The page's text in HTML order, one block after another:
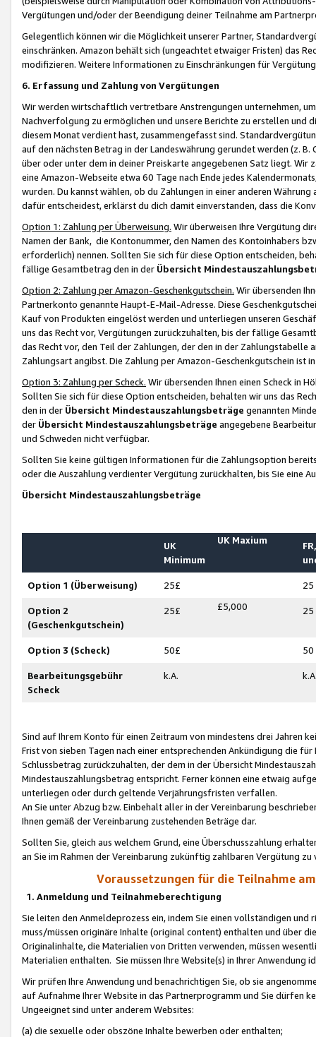
Vergütungen und/oder der Beendigung deiner Teilnahme am
Gelegentlich können wir die Möglichkeit unserer Partner,
einschränken. Amazon behält sich (ungeachtet etwaiger Fristen) das
modifizieren. Weitere Informationen zu Einschränkungen für
6. Erfassung und Zahlung von Vergütungen
Wir werden wirtschaftlich vertretbare Anstrengungen unternehmen,
Nachverfolgung zu ermöglichen und unsere Berichte zu erstellen und
diesem Monat verdient hast, zusammengefasst sind.
auf den nächsten Betrag in der Landeswährung gerundet werden (z.
über oder unter dem in deiner Preiskarte angegebenen Satz liegt.
eine Amazon-Webseite etwa 60 Tage nach Ende jedes
wurden. Du kannst wählen, ob du Zahlungen in einer anderen
dafür entscheidest, erklärst du dich damit einverstanden, dass die
Option 1: Zahlung per Überweisung. Wir überweisen Ihre Vergütung
Namen der Bank, die Kontonummer, den Namen des Kontoinhabers
erforderlich) nennen. Sollten Sie sich für diese Option entscheiden,
fällige Gesamtbetrag den in der Übersicht
Option 2: Zahlung per Amazon-Geschenkgutschein. Wir übersenden
Partnerkonto genannte Haupt-E-Mail-Adresse. Diese
Kauf von Produkten eingelöst werden und unterliegen unseren
uns das Recht vor, Vergütungen zurückzuhalten, bis der fällige
das Recht vor, den Teil der Zahlungen, der den in der
Zahlungsart angibst. Die Zahlung per Amazon-Geschenkgutschein ist
Option 3: Zahlung per Scheck. Wir übersenden Ihnen einen Scheck in
Sollten Sie sich für diese Option entscheiden, behalten wir uns das
den in der Übersicht Mindestauszahlungsbeträge genannten
der Übersicht Mindestauszahlungsbeträge angegebene
und Schweden nicht verfügbar.
Sollten Sie keine gültigen Informationen für die Zahlungsoption
oder die Auszahlung verdienter Vergütung zurückhalten, bis Sie
Übersicht Mindestauszahlungsbeträge
UK
Minimum
UK Maxium
Option 1 (Überweisung) 25£ 25
Option 2
(Geschenkgutschein)
25£ £5,000 25
Option 3 (Scheck) 50£ 50
Bearbeitungsgebühr
Scheck
k.A.
Sind auf Ihrem Konto für einen Zeitraum von mindestens drei Jahren
Frist von sieben Tagen nach einer entsprechenden Ankündigung die
Schlussbetrag zurückzuhalten, der dem in der Übersicht
Mindestauszahlungsbetrag entspricht. Ferner können eine etwaig
unterliegen oder durch geltende Verjährungsfristen verfallen.
An Sie unter Abzug bzw. Einbehalt aller in der Vereinbarung
Ihnen gemäß der Vereinbarung zustehenden Beträge dar.
Sollten Sie, gleich aus welchem Grund, eine Überschusszahlung
an Sie im Rahmen der Vereinbarung zukünftig zahlbaren Vergütung zu
Voraussetzungen für die Teilnahme
1. Anmeldung und Teilnahmeberechtigung
Sie leiten den Anmeldeprozess ein, indem Sie einen vollständigen
muss/müssen originäre Inhalte (original content) enthalten und über
Originalinhalte, die Materialien von Dritten verwenden, müssen
Materialien enthalten. Sie müssen Ihre Website(s) in Ihrer Anwendung
Wir prüfen Ihre Anwendung und benachrichtigen Sie, ob sie
auf Aufnahme Ihrer Website in das Partnerprogramm und Sie dürfen
Ungeeignet sind unter anderem Websites:
(a) die sexuelle oder obszöne Inhalte bewerben oder enthalten;